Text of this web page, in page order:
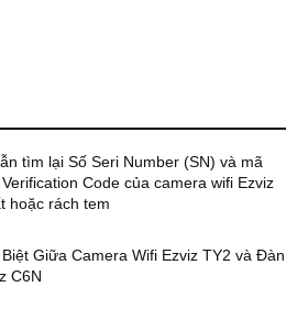
tìm lại Số Seri Number (SN) và mã
Code của camera wifi Ezviz
hoặc rách tem
Giữa Camera Wifi Ezviz TY2 và Đàn
C6N